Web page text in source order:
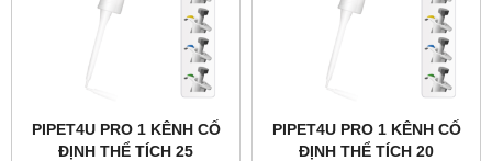
PIPET4U PRO 1 KÊNH CỐ
ĐỊNH THỂ TÍCH 25
PIPET4U PRO 1 KÊNH CỐ
ĐỊNH THỂ TÍCH 20